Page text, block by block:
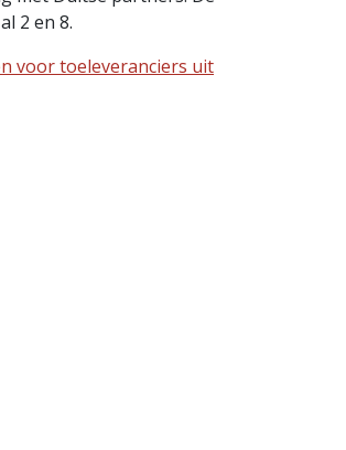
2 en 8.
voor toeleveranciers uit